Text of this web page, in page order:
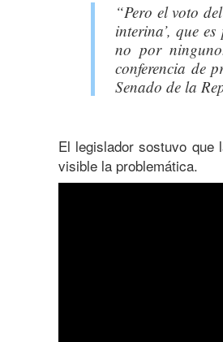
“Pero el voto
interina’, que
no por
conferencia de
Senado de la
El legislador sostuvo que
visible la problemática.